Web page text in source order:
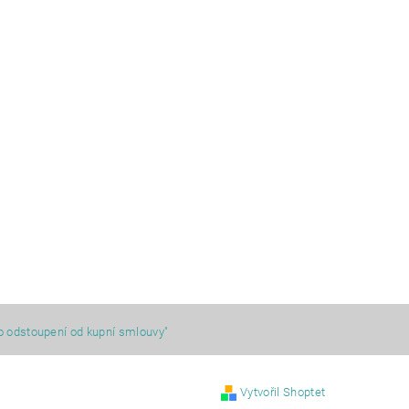
odstoupení od kupní smlouvy"
Vytvořil Shoptet